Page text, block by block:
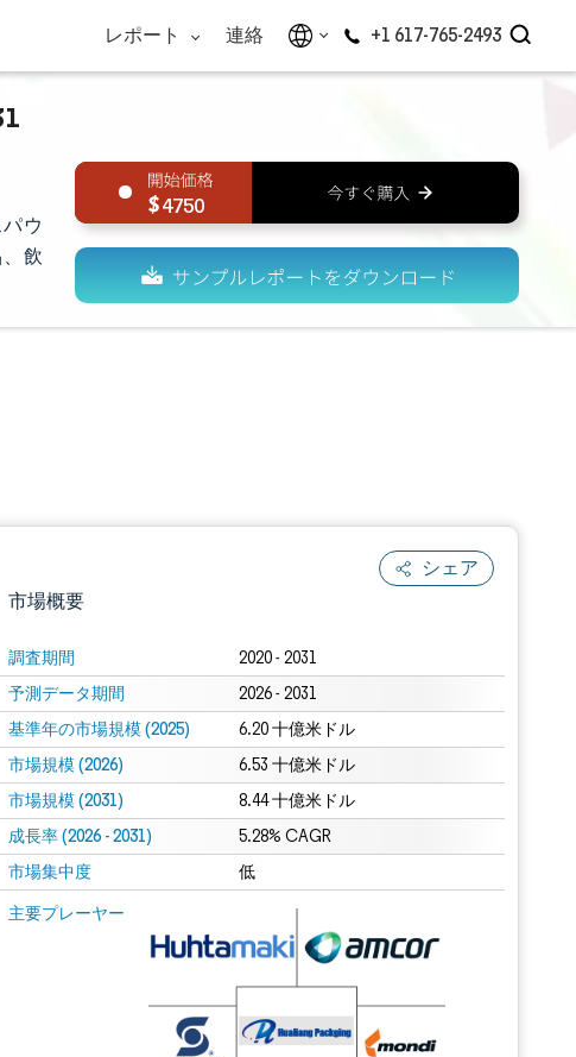
レポート 連絡 +1 617-765-2493
ウ
飲
4750
シェア
市場概要
調査期間 2020 - 2031
予測データ期間 2026 - 2031
基準年の市場規模 (2025) 6.20 十億米ドル
市場規模 (2026) 6.53 十億米ドル
市場規模 (2031) 8.44 十億米ドル
成長率 (2026 - 2031) 5.28% CAGR
市場集中度 低
主要プレーヤー
画像 © Mordor Intelligence。再利用にはCC BY 4.0の表示が必要です。
の表示が必要です。